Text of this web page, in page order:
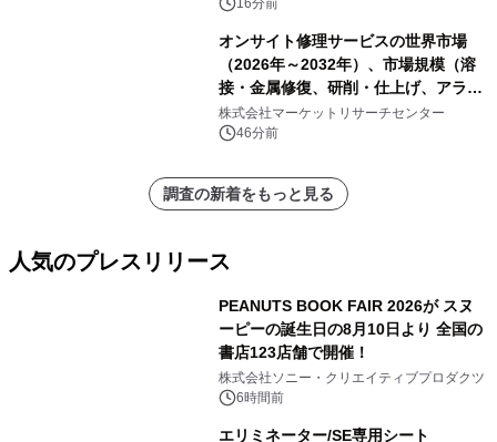
16分前
オンサイト修理サービスの世界市場
（2026年～2032年）、市場規模（溶
接・金属修復、研削・仕上げ、アライ
メント、その他）・分析レポートを発
表
株式会社マーケットリサーチセンター
46分前
調査の新着をもっと見る
人気のプレスリリース
PEANUTS BOOK FAIR 2026が スヌ
ーピーの誕生日の8月10日より 全国の
書店123店舗で開催！
株式会社ソニー・クリエイティブプロダクツ
6時間前
エリミネーター/SE専用シート